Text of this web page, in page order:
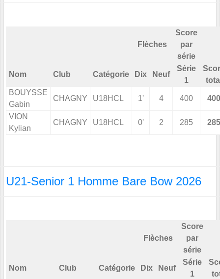
Flèches
Score
par
série
Nom Club Catégorie Dix Neuf
Série
1
BOUYSSE
Gabin
CHAGNY U18HCL 1' 4 400 400
VION
Kylian
CHAGNY U18HCL 0' 2 285 285
U21-Senior 1 Homme Bare Bow 2026
Flèches
Score
par
série
Nom Club Catégorie Dix Neuf
Série
1